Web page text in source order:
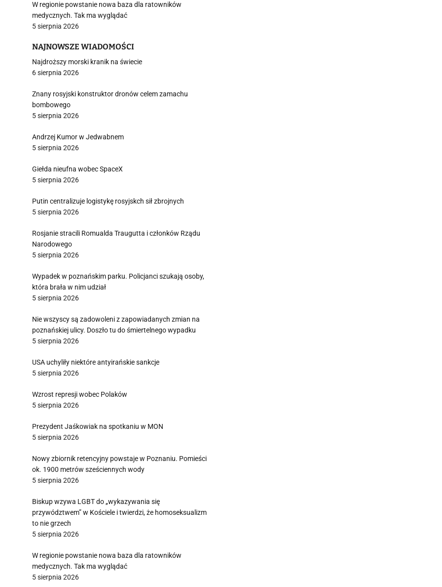
W regionie powstanie nowa baza dla ratowników
medycznych. Tak ma wyglądać
5 sierpnia 2026
NAJNOWSZE WIADOMOŚCI
Najdroższy morski kranik na świecie
6 sierpnia 2026
Znany rosyjski konstruktor dronów celem zamachu
bombowego
5 sierpnia 2026
Andrzej Kumor w Jedwabnem
5 sierpnia 2026
Giełda nieufna wobec SpaceX
5 sierpnia 2026
Putin centralizuje logistykę rosyjskch sił zbrojnych
5 sierpnia 2026
Rosjanie stracili Romualda Traugutta i członków Rządu
Narodowego
5 sierpnia 2026
Wypadek w poznańskim parku. Policjanci szukają osoby,
która brała w nim udział
5 sierpnia 2026
Nie wszyscy są zadowoleni z zapowiadanych zmian na
poznańskiej ulicy. Doszło tu do śmiertelnego wypadku
5 sierpnia 2026
USA uchyliły niektóre antyirańskie sankcje
5 sierpnia 2026
Wzrost represji wobec Polaków
5 sierpnia 2026
Prezydent Jaśkowiak na spotkaniu w MON
5 sierpnia 2026
Nowy zbiornik retencyjny powstaje w Poznaniu. Pomieści
ok. 1900 metrów sześciennych wody
5 sierpnia 2026
Biskup wzywa LGBT do „wykazywania się
przywództwem” w Kościele i twierdzi, że homoseksualizm
to nie grzech
5 sierpnia 2026
W regionie powstanie nowa baza dla ratowników
medycznych. Tak ma wyglądać
5 sierpnia 2026